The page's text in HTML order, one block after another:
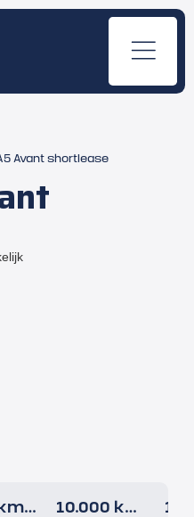
Avant shortlease
5.000 km/jr 10.000 km/jr